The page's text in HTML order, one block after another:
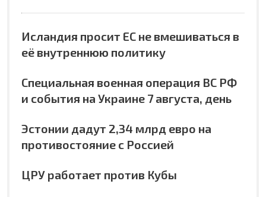
Исландия просит ЕС не вмешиваться в
её внутреннюю политику
Специальная военная операция ВС РФ
и события на Украине 7 августа, день
Эстонии дадут 2,34 млрд евро на
противостояние с Россией
ЦРУ работает против Кубы